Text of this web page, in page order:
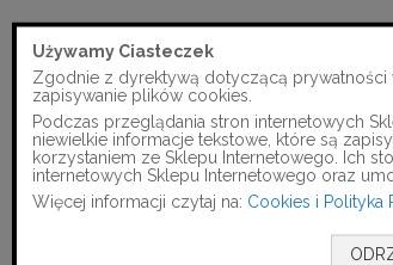
Używamy Ciasteczek
Zgodnie z dyrektywą dotyczącą
zapisywanie plików cookies.
Podczas przeglądania stron internetowych
niewielkie informacje tekstowe, które są
korzystaniem ze Sklepu Internetowego. Ich
internetowych Sklepu Internetowego oraz
Więcej informacji czytaj na: Cookies i Polityka